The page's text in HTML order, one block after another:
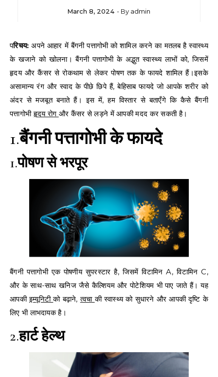
March 8, 2024 - By admin
परिचय: अपने आहार में बैंगनी पत्तागोभी को शामिल करने का मतलब है स्वास्थ्य
के खजाने को खोलना। बैंगनी पत्तागोभी के अद्भुत स्वास्थ्य लाभों को, जिसमें
हृदय और कैंसर से रोकथाम से लेकर पोषण तक के फायदे शामिल हैं।इसके
असामान्य रंग और स्वाद के पीछे छिपे हैं, बेहिसाब फायदे जो आपके शरीर को
अंदर से मजबूत बनाते हैं। इस में, हम विस्तार से बताएँगे कि कैसे बैंगनी
पत्तागोभीहृदय रोग और कैंसर से लड़ने में आपकी मदद कर सकती है।
1.बैंगनी पत्तागोभी के फायदे
1.पोषण से भरपूर
बैंगनी पत्तागोभी एक पोषणीय सुपरस्टार है, जिसमें विटामिन A, विटामिन C,
और के साथ-साथ खनिज जैसे कैल्शियम और पोटेशियम भी पाए जाते हैं। यह
आपकीइम्यूनिटीको बढ़ाने,त्वचाकी स्वास्थ्य को सुधारने और आपकी दृष्टि के
लिए भी लाभदायक है।
2.हार्ट हेल्थ